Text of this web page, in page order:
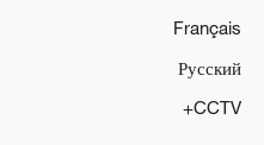
Français
Русский
CCTV+